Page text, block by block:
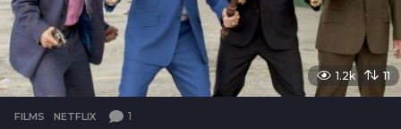
1.2k 11
FILMS ,NETFLIX 1